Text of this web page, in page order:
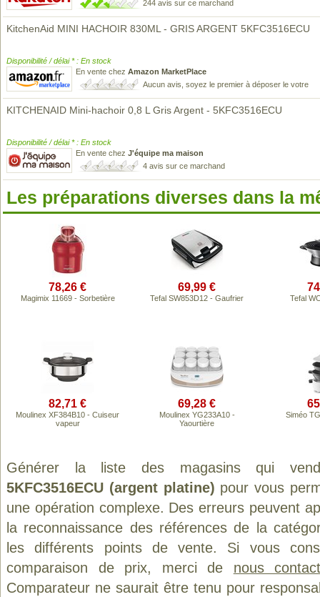
244 avis sur ce marchand
KitchenAid MINI HACHOIR 830ML - GRIS ARGENT 5KFC3516ECU
Disponibilité / délai * : En stock
En vente chez Amazon MarketPlace
Aucun avis, soyez le premier à déposer le votre
KITCHENAID Mini-hachoir 0,8 L Gris Argent - 5KFC3516ECU
Disponibilité / délai * : En stock
En vente chez J'équipe ma maison
4 avis sur ce marchand
Les préparations diverses dans la
78,26 €
Magimix 11669 - Sorbetière
69,99 €
Tefal SW853D12 - Gaufrier Tefal
82,71 €
Moulinex XF384B10 - Cuiseur
vapeur
69,28 €
Moulinex YG233A10 -
Yaourtière
Siméo
Générer la liste des magasins qui
5KFC3516ECU (argent platine) pour vous
une opération complexe. Des erreurs peuvent
la reconnaissance des références de la
les différents points de vente. Si vous
comparaison de prix, merci de nous
Comparateur ne saurait être tenu pour